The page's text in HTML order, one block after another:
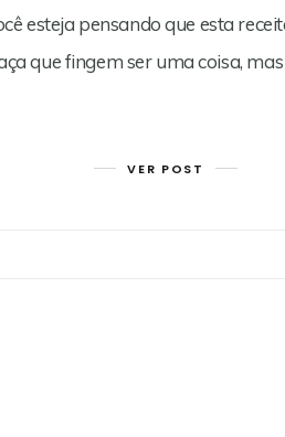
esteja pensando que esta
que fingem ser uma coisa,
VER POST